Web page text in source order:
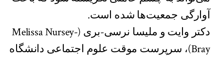
آوارگی جمعیت‌ها شده است.
دکتر وایت و ملیسا نرسی-بری (Melissa Nursey-
Bray)، سرپرست موقت علوم اجتماعی دانشگاه